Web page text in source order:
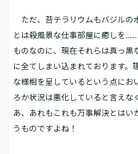
ただ、苔テラリウムもバジルの
とは殺風景な仕事部屋に癒しを
ものなのに、現在それらは真っ黒
に全てしまい込まれております。
な様相を呈しているという点にお
ろか状況は悪化していると言えな
あ、あれもこれも万事解決とはい
うものですよね！